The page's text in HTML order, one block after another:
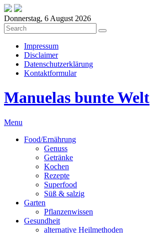
Donnerstag, 6 August 2026
Impressum
Disclaimer
Datenschutzerklärung
Kontaktformular
Manuelas bunte Welt
Menu
Food/Ernährung
Genuss
Getränke
Kochen
Rezepte
Superfood
Süß & salzig
Garten
Pflanzenwissen
Gesundheit
alternative Heilmethoden